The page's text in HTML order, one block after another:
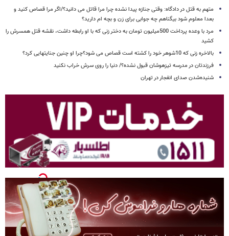
متهم به قتل در دادگاه: وقتی جنازه پیدا نشده چرا مرا قاتل می دانید؟/اگر مرا قصاص کنید و
بعدا معلوم شود بیگناهم چه جوابی برای زن و بچه ام دارید؟
مرد با وعده پرداخت 500میلیون تومان به دختر زنی که با او رابطه داشت، نقشه قتل همسرش را
کشید
بالاخره زنی که 10شوهر خود را کشته است قصاص می شود؟چرا او چنین جنایتهایی کرد؟
فرزندتان در مدرسه تیزهوشان قبول نشده؟/ دنیا را روی سرش خراب نکنید
شنیده‌شدن صدای انفجار در تهران